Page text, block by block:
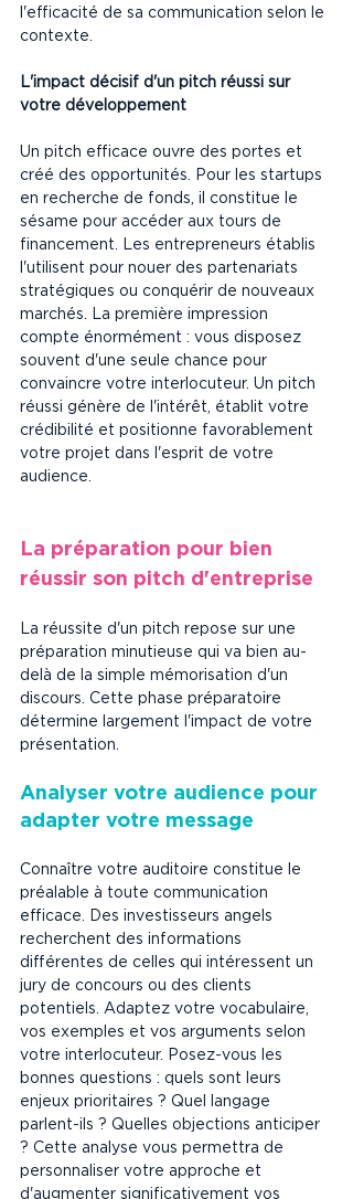
l'efficacité de sa communication selon le
contexte.
L'impact décisif d'un pitch réussi sur
votre développement
Un pitch efficace ouvre des portes et
créé des opportunités. Pour les startups
en recherche de fonds, il constitue le
sésame pour accéder aux tours de
financement. Les entrepreneurs établis
l'utilisent pour nouer des partenariats
stratégiques ou conquérir de nouveaux
marchés. La première impression
compte énormément : vous disposez
souvent d'une seule chance pour
convaincre votre interlocuteur. Un pitch
réussi génère de l'intérêt, établit votre
crédibilité et positionne favorablement
votre projet dans l'esprit de votre
audience.
La préparation pour bien
réussir son pitch d'entreprise
La réussite d'un pitch repose sur une
préparation minutieuse qui va bien au-
delà de la simple mémorisation d'un
discours. Cette phase préparatoire
détermine largement l'impact de votre
présentation.
Analyser votre audience pour
adapter votre message
Connaître votre auditoire constitue le
préalable à toute communication
efficace. Des investisseurs angels
recherchent des informations
différentes de celles qui intéressent un
jury de concours ou des clients
potentiels. Adaptez votre vocabulaire,
vos exemples et vos arguments selon
votre interlocuteur. Posez-vous les
bonnes questions : quels sont leurs
enjeux prioritaires ? Quel langage
parlent-ils ? Quelles objections anticiper
? Cette analyse vous permettra de
personnaliser votre approche et
d'augmenter significativement vos